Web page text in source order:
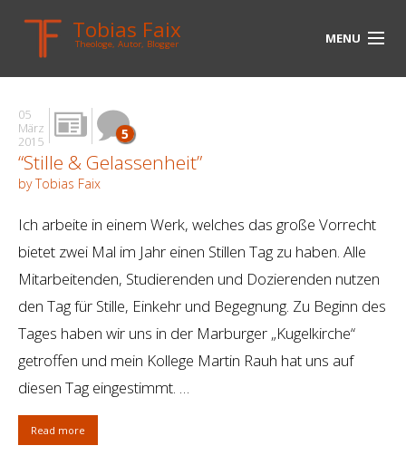
Tobias Faix
Theologe, Autor, Blogger MENU
HOME
BLOG
BIOGRAPHIE
MEDIEN
KONTAKT
LINKS
05
März
2015
5
“Stille & Gelassenheit”
by Tobias Faix
Ich arbeite in einem Werk, welches das große Vorrecht
bietet zwei Mal im Jahr einen Stillen Tag zu haben. Alle
Mitarbeitenden, Studierenden und Dozierenden nutzen
den Tag für Stille, Einkehr und Begegnung. Zu Beginn des
Tages haben wir uns in der Marburger „Kugelkirche“
getroffen und mein Kollege Martin Rauh hat uns auf
diesen Tag eingestimmt. …
Read more